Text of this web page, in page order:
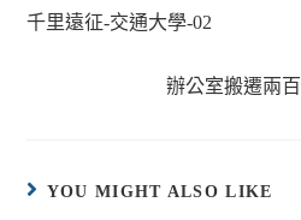
千里遠征-交通大學-02
辦公室搬遷兩
YOU MIGHT ALSO LIKE